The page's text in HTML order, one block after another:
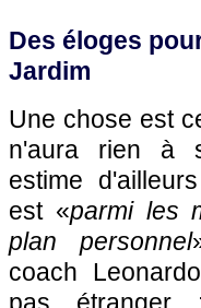
Des éloges
Jardim
Une chose est
n'aura rien à
estime
est «parmi les
plan personnel
coach